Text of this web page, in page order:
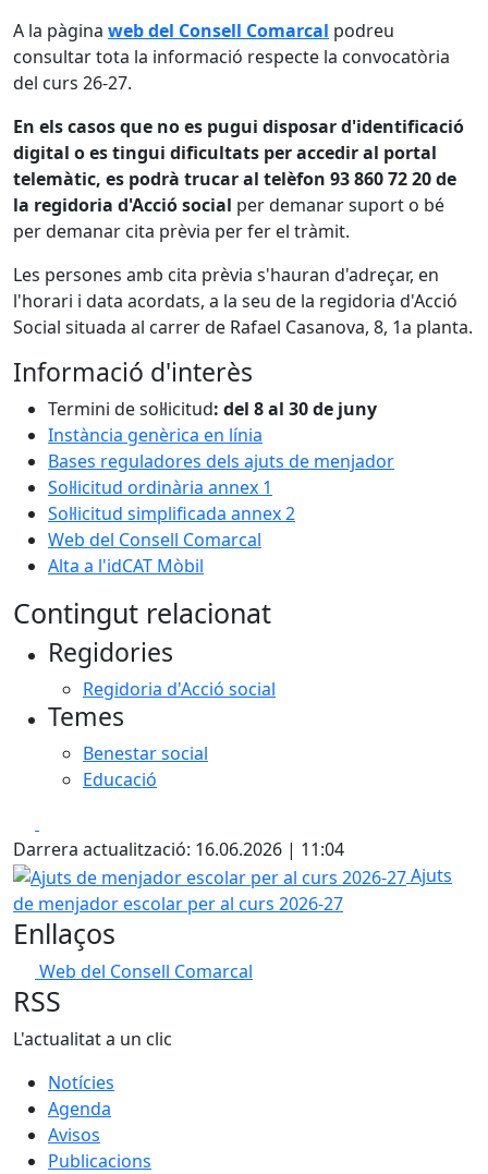
A la pàgina web del Consell Comarcal podreu
consultar tota la informació respecte la convocatòria
del curs 26-27.
En els ca­sos que no es pugui disposar d'identificació
digital o es tingui dificultats per accedir al portal
telemàtic, es podrà trucar al telèfon 93 860 72 20 de
la regidoria d'Acció social per demanar suport o bé
per demanar cita prèvia per fer el tràmit.
Les persones amb cita prèvia s'hauran d'adreçar, en
l'horari i data acordats, a la seu de la regidoria d'Acció
Social si­tuada al carrer de Rafael Casanova, 8, 1a planta.
Informació d'interès
Termini de sol·licitud: del 8 al 30 de juny
Instància genèrica en línia
Bases reguladores dels ajuts de menjador
Sol·licitud ordinària annex 1
Sol·licitud simplificada annex 2
Web del Consell Comarcal
Alta a l'idCAT Mòbil
Contingut relacionat
Regidories
Regidoria d'Acció social
Temes
Benestar social
Educació
Darrera actualització: 16.06.2026 | 11:04
Ajuts de menjador escolar per al curs 2026-27
Ajuts
de menjador escolar per al curs 2026-27
Enllaços
Web del Consell Comarcal
RSS
L'actualitat a un clic
Notícies
Agenda
Avisos
Publicacions